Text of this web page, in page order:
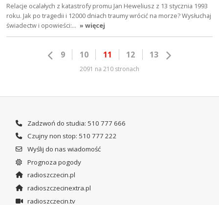
Relacje ocalałych z katastrofy promu Jan Heweliusz z 13 stycznia 1993
roku. Jak po tragedii i 12000 dniach traumy wrócić na morze? Wysłuchaj
świadectw i opowieści:… » więcej
9 10 11 12 13
2091 na 210 stronach
Zadzwoń do studia: 510 777 666
Czujny non stop: 510 777 222
Wyślij do nas wiadomość
Prognoza pogody
radioszczecin.pl
radioszczecinextra.pl
radioszczecin.tv